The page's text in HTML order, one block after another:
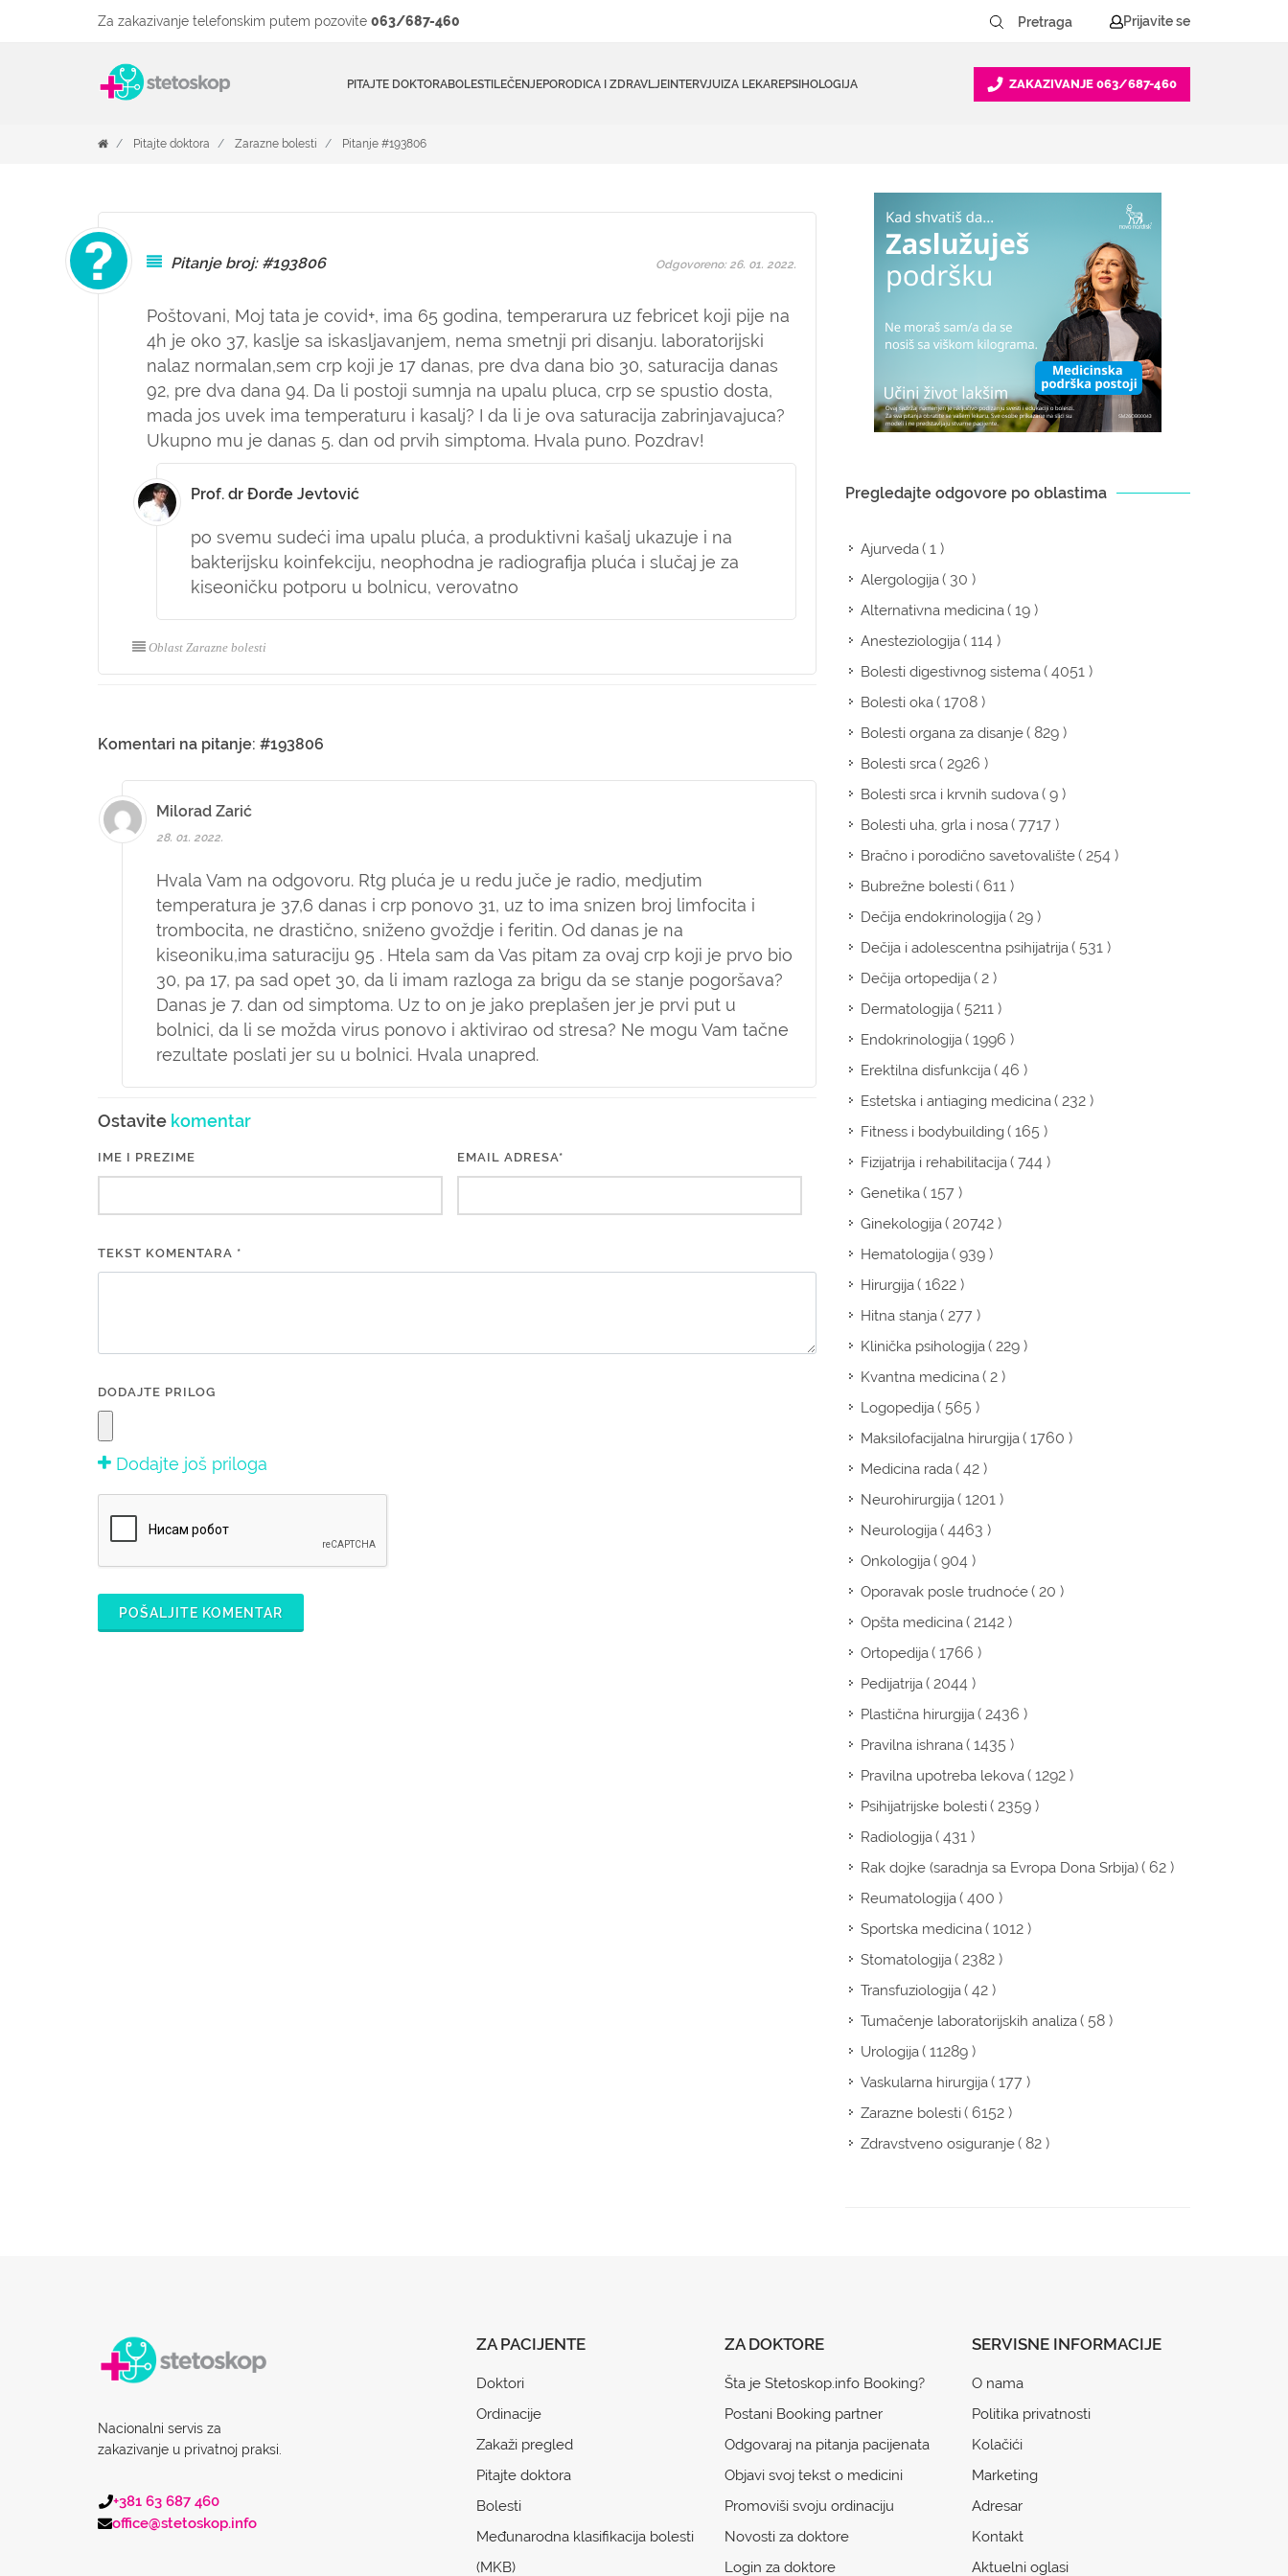
Za zakazivanje telefonskim putem pozovite 063/687-460 Prijavite se
PITAJTE DOKTORABOLESTILEČENJEPORODICA I ZDRAVLJEINTERVJUIZA LEKAREPSIHOLOGIJA ZAKAZIVANJE 063/687-460
Pitajte doktora Zarazne bolesti Pitanje #193806
Pitanje broj: #193806
Poštovani, Moj tata je covid+, ima 65 godina, temperarura uz febricet koji pije na
4h je oko 37, kaslje sa iskasljavanjem, nema smetnji pri disanju. laboratorijski
nalaz normalan,sem crp koji je 17 danas, pre dva dana bio 30, saturacija danas
92, pre dva dana 94. Da li postoji sumnja na upalu pluca, crp se spustio dosta,
mada jos uvek ima temperaturu i kasalj? I da li je ova saturacija zabrinjavajuca?
Ukupno mu je danas 5. dan od prvih simptoma. Hvala puno. Pozdrav!
Odgovoreno: 26. 01. 2022.
Prof. dr Đorđe Jevtović
po svemu sudeći ima upalu pluća, a produktivni kašalj ukazuje i na
bakterijsku koinfekciju, neophodna je radiografija pluća i slučaj je za
kiseoničku potporu u bolnicu, verovatno
Oblast Zarazne bolesti
Komentari na pitanje: #193806
Milorad Zarić
28. 01. 2022.
Hvala Vam na odgovoru. Rtg pluća je u redu juče je radio, medjutim
temperatura je 37,6 danas i crp ponovo 31, uz to ima snizen broj limfocita i
trombocita, ne drastično, sniženo gvoždje i feritin. Od danas je na
kiseoniku,ima saturaciju 95 . Htela sam da Vas pitam za ovaj crp koji je prvo bio
30, pa 17, pa sad opet 30, da li imam razloga za brigu da se stanje pogoršava?
Danas je 7. dan od simptoma. Uz to on je jako preplašen jer je prvi put u
bolnici, da li se možda virus ponovo i aktivirao od stresa? Ne mogu Vam tačne
rezultate poslati jer su u bolnici. Hvala unapred.
Ostavite komentar
IME I PREZIME EMAIL ADRESA*
TEKST KOMENTARA *
DODAJTE PRILOG
Dodajte još priloga
POŠALJITE KOMENTAR
Pregledajte odgovore po oblastima
Ajurveda( 1 )
Alergologija( 30 )
Alternativna medicina( 19 )
Anesteziologija( 114 )
Bolesti digestivnog sistema( 4051 )
Bolesti oka( 1708 )
Bolesti organa za disanje( 829 )
Bolesti srca( 2926 )
Bolesti srca i krvnih sudova( 9 )
Bolesti uha, grla i nosa( 7717 )
Bračno i porodično savetovalište( 254 )
Bubrežne bolesti( 611 )
Dečija endokrinologija( 29 )
Dečija i adolescentna psihijatrija( 531 )
Dečija ortopedija( 2 )
Dermatologija( 5211 )
Endokrinologija( 1996 )
Erektilna disfunkcija( 46 )
Estetska i antiaging medicina( 232 )
Fitness i bodybuilding( 165 )
Fizijatrija i rehabilitacija( 744 )
Genetika( 157 )
Ginekologija( 20742 )
Hematologija( 939 )
Hirurgija( 1622 )
Hitna stanja( 277 )
Klinička psihologija( 229 )
Kvantna medicina( 2 )
Logopedija( 565 )
Maksilofacijalna hirurgija( 1760 )
Medicina rada( 42 )
Neurohirurgija( 1201 )
Neurologija( 4463 )
Onkologija( 904 )
Oporavak posle trudnoće( 20 )
Opšta medicina( 2142 )
Ortopedija( 1766 )
Pedijatrija( 2044 )
Plastična hirurgija( 2436 )
Pravilna ishrana( 1435 )
Pravilna upotreba lekova( 1292 )
Psihijatrijske bolesti( 2359 )
Radiologija( 431 )
Rak dojke (saradnja sa Evropa Dona Srbija)( 62 )
Reumatologija( 400 )
Sportska medicina( 1012 )
Stomatologija( 2382 )
Transfuziologija( 42 )
Tumačenje laboratorijskih analiza( 58 )
Urologija( 11289 )
Vaskularna hirurgija( 177 )
Zarazne bolesti( 6152 )
Zdravstveno osiguranje( 82 )
Nacionalni servis za
zakazivanje u privatnoj praksi.
+381 63 687 460
office@stetoskop.info
ZA PACIJENTE
Doktori
Ordinacije
Zakaži pregled
Pitajte doktora
Bolesti
Međunarodna klasifikacija bolesti
(MKB)
ZA DOKTORE
Šta je Stetoskop.info Booking?
Postani Booking partner
Odgovaraj na pitanja pacijenata
Objavi svoj tekst o medicini
Promoviši svoju ordinaciju
Novosti za doktore
Login za doktore
SERVISNE INFORMACIJE
O nama
Politika privatnosti
Kolačići
Marketing
Adresar
Kontakt
Aktuelni oglasi